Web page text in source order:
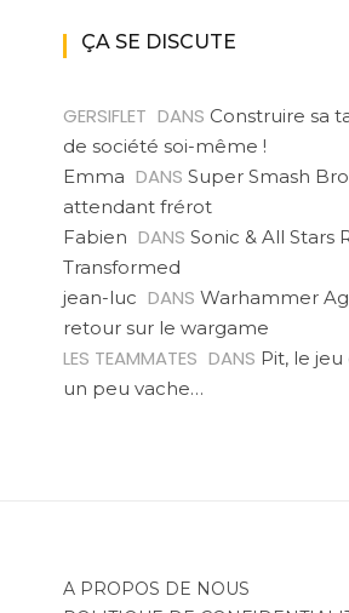
ÇA SE DISCUTE
GERSIFLET DANS Construire sa
de société soi-même !
Emma DANS Super Smash
attendant frérot
Fabien DANS Sonic & All Stars
Transformed
jean-luc DANS Warhammer
retour sur le wargame
LES TEAMMATES DANS Pit, le
un peu vache…
A PROPOS DE NOUS